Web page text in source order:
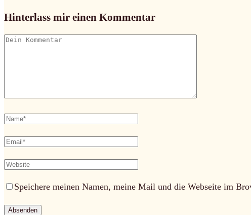
Hinterlass mir einen Kommentar
Speichere meinen Namen, meine Mail und die Webseite im